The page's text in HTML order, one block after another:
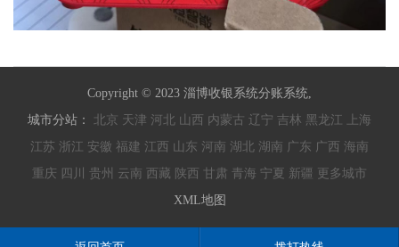
Copyright © 2023 淄博收银系统分账系统,
城市分站： 北京 天津 河北 山西 内蒙古 辽宁 吉林 黑龙江
上海
江苏 浙江 安徽 福建 江西 山东 河南 湖北 湖南 广东 广西 海南
重庆 四川 贵州 云南 西藏 陕西 甘肃 青海 宁夏 新疆 更多城市
XML地图